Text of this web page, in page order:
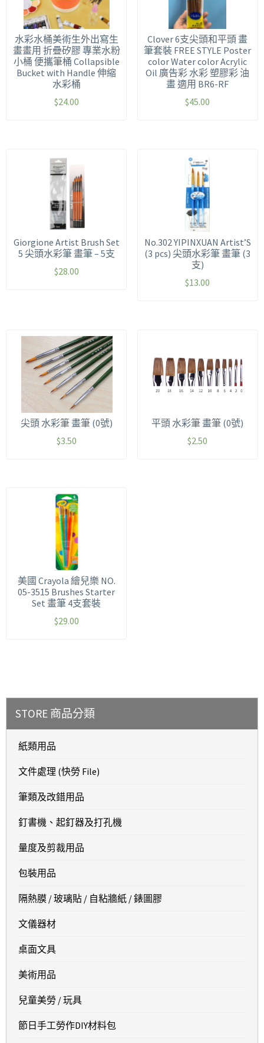
水彩水桶美術生外出寫生
畫畫用 折疊矽膠 專業水粉
小桶 便攜筆桶 Collapsible
Bucket with Handle 伸縮
水彩桶
$24.00
Clover 6支尖頭和平頭 畫
筆套裝 FREE STYLE Poster
color Water color Acrylic
Oil 廣告彩 水彩 塑膠彩 油
畫 適用 BR6-RF
$45.00
Giorgione Artist Brush Set
5 尖頭水彩筆 畫筆 – 5支
$28.00
No.302 YIPINXUAN Artist’S
(3 pcs) 尖頭水彩筆 畫筆 (3
支)
$13.00
尖頭 水彩筆 畫筆 (0號)
$3.50
平頭 水彩筆 畫筆 (0號)
$2.50
美國 Crayola 繪兒樂 NO.
05-3515 Brushes Starter
Set 畫筆 4支套裝
$29.00
STORE 商品分類
紙類用品
文件處理 (快勞 File)
筆類及改錯用品
釘書機、起釘器及打孔機
量度及剪裁用品
包裝用品
隔熱膜 / 玻璃貼 / 自粘牆紙 / 錶圖膠
文儀器材
桌面文具
美術用品
兒童美勞 / 玩具
節日手工勞作DIY材料包